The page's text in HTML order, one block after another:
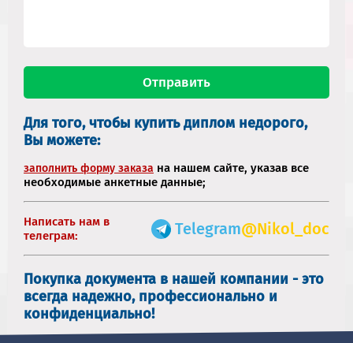
Для того, чтобы купить диплом недорого,
Вы можете:
заполнить форму заказа на нашем сайте, указав все
необходимые анкетные данные;
Написать нам в
телеграм:
Telegram@Nikol_doc
Покупка документа в нашей компании - это
всегда надежно, профессионально и
конфиденциально!